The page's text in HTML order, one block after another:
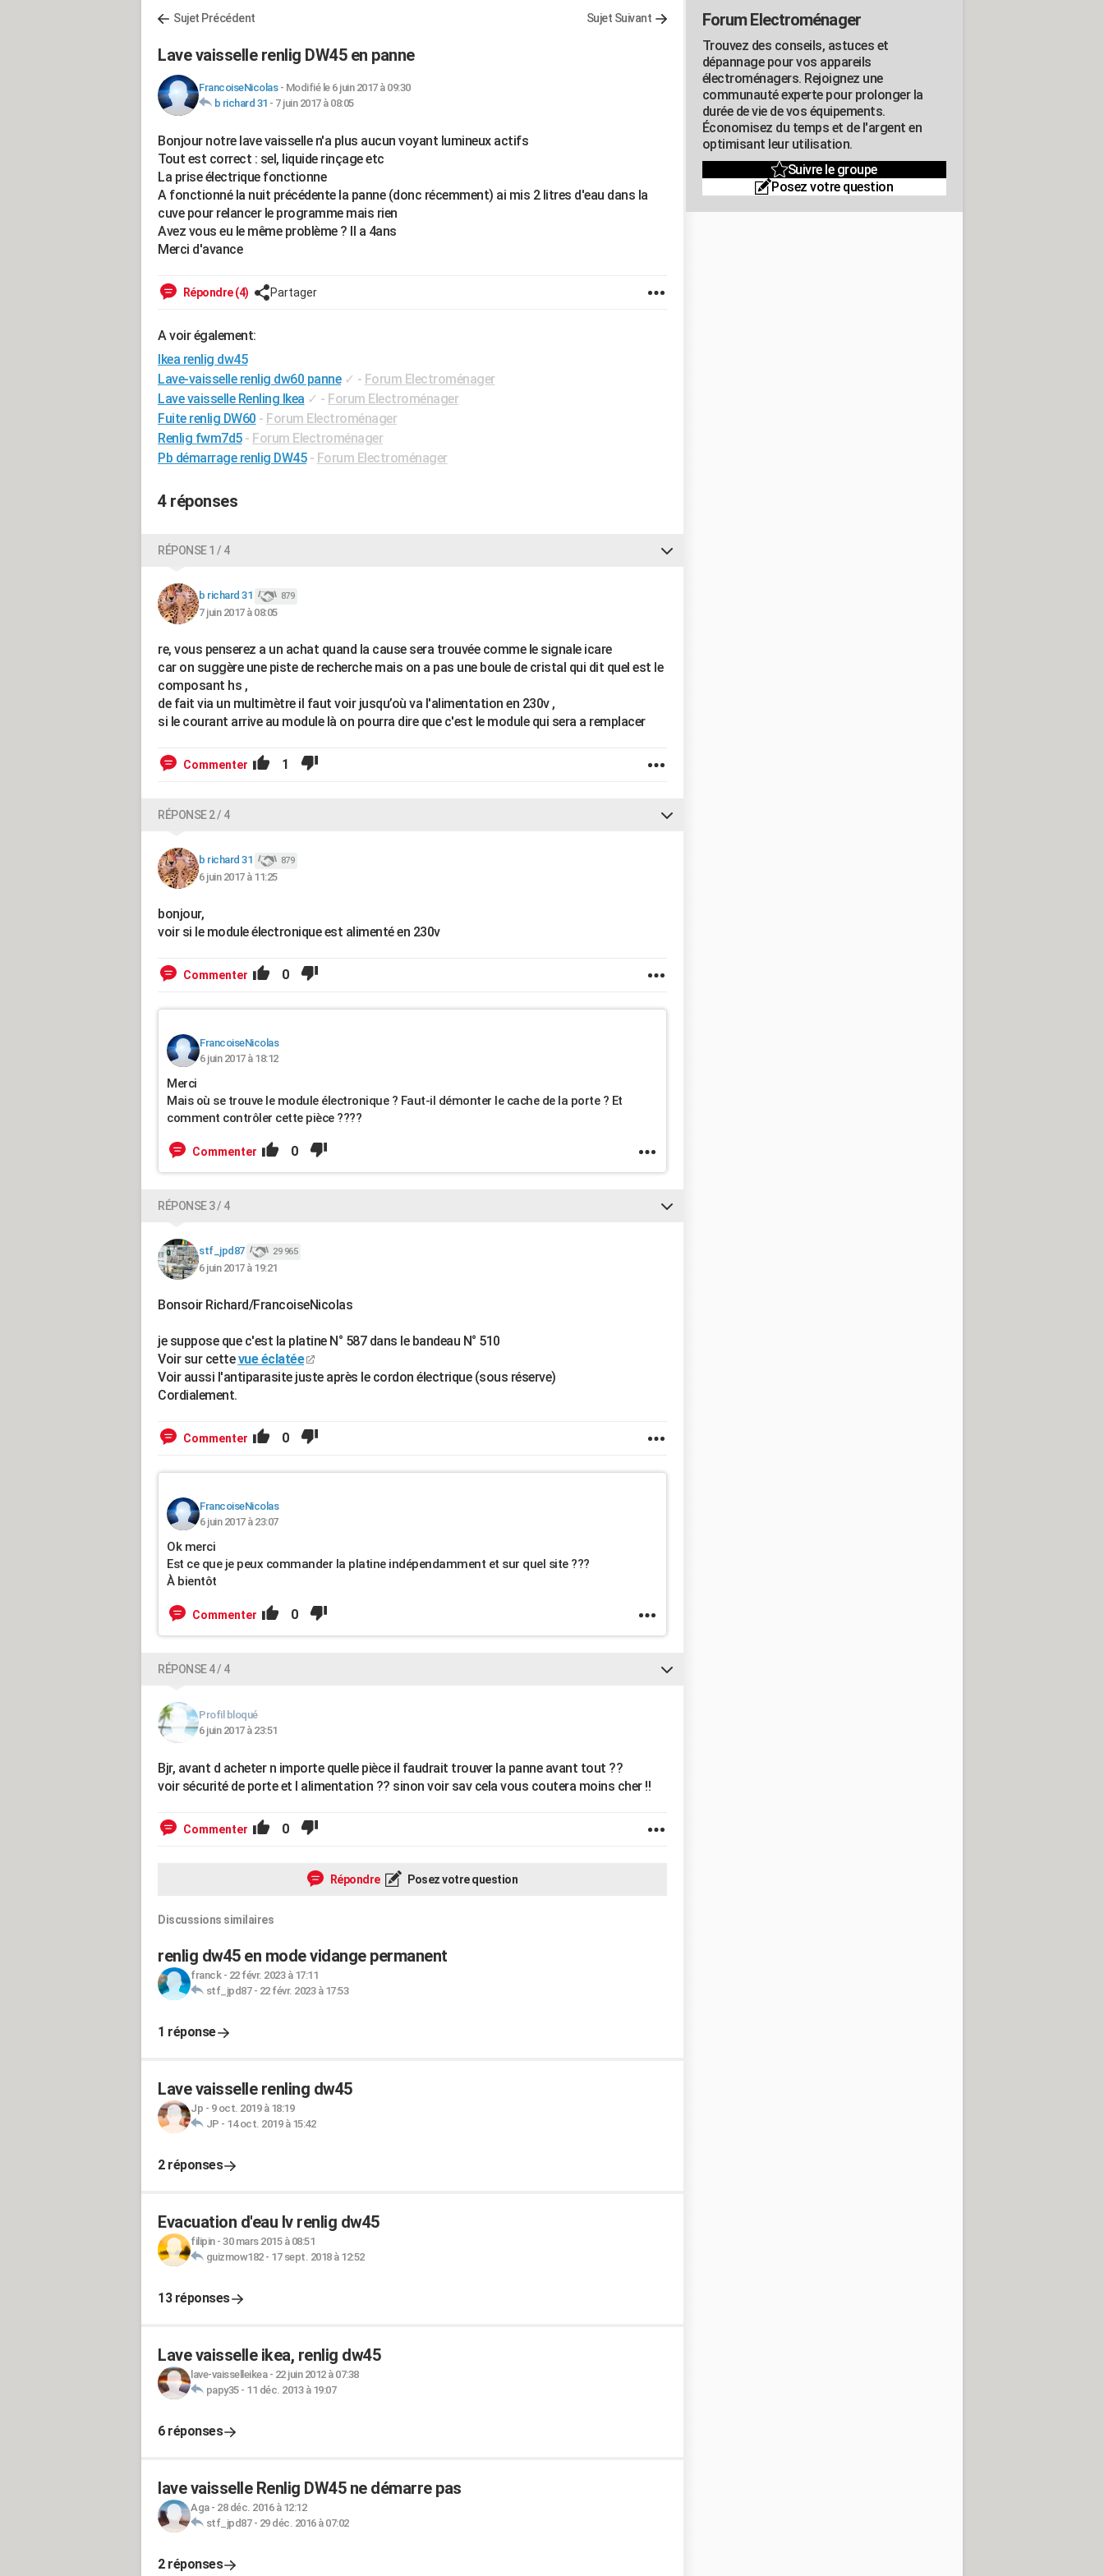
Sujet Précédent Sujet Suivant
Lave vaisselle renlig DW45 en panne
FrancoiseNicolas- Modifié le 6 juin 2017 à 09:30
b richard 31 - 7 juin 2017 à 08:05
Bonjour notre lave vaisselle n'a plus aucun voyant lumineux actifs
Tout est correct : sel, liquide rinçage etc
La prise électrique fonctionne
A fonctionné la nuit précédente la panne (donc récemment) ai mis 2 litres d'eau dans la
cuve pour relancer le programme mais rien
Avez vous eu le même problème ? Il a 4ans
Merci d'avance
Répondre (4) Partager
A voir également:
Ikea renlig dw45
Lave-vaisselle renlig dw60 panne ✓ - Forum Electroménager
Lave vaisselle Renling Ikea ✓ - Forum Electroménager
Fuite renlig DW60 - Forum Electroménager
Renlig fwm7d5 - Forum Electroménager
Pb démarrage renlig DW45 - Forum Electroménager
4 réponses
RÉPONSE 1 / 4
b richard 31 879
7 juin 2017 à 08:05
re, vous penserez a un achat quand la cause sera trouvée comme le signale icare
car on suggère une piste de recherche mais on a pas une boule de cristal qui dit quel est le
composant hs ,
de fait via un multimètre il faut voir jusqu’où va l'alimentation en 230v ,
si le courant arrive au module là on pourra dire que c'est le module qui sera a remplacer
Commenter 1
RÉPONSE 2 / 4
b richard 31 879
6 juin 2017 à 11:25
bonjour,
voir si le module électronique est alimenté en 230v
Commenter 0
FrancoiseNicolas
6 juin 2017 à 18:12
Merci
Mais où se trouve le module électronique ? Faut-il démonter le cache de la porte ? Et
comment contrôler cette pièce ????
Commenter 0
RÉPONSE 3 / 4
stf_jpd87 29 965
6 juin 2017 à 19:21
Bonsoir Richard/FrancoiseNicolas
je suppose que c'est la platine N° 587 dans le bandeau N° 510
Voir sur cettevue éclatée
Voir aussi l'antiparasite juste après le cordon électrique (sous réserve)
Cordialement.
Commenter 0
FrancoiseNicolas
6 juin 2017 à 23:07
Ok merci
Est ce que je peux commander la platine indépendamment et sur quel site ???
À bientôt
Commenter 0
RÉPONSE 4 / 4
Profil bloqué
6 juin 2017 à 23:51
Bjr, avant d acheter n importe quelle pièce il faudrait trouver la panne avant tout ??
voir sécurité de porte et l alimentation ?? sinon voir sav cela vous coutera moins cher !!
Commenter 0
Répondre Posez votre question
Discussions similaires
renlig dw45 en mode vidange permanent
franck- 22 févr. 2023 à 17:11
stf_jpd87- 22 févr. 2023 à 17:53
1 réponse
Lave vaisselle renling dw45
Jp - 9 oct. 2019 à 18:19
JP - 14 oct. 2019 à 15:42
2 réponses
Evacuation d'eau lv renlig dw45
filipin- 30 mars 2015 à 08:51
guizmow182- 17 sept. 2018 à 12:52
13 réponses
Lave vaisselle ikea, renlig dw45
lave-vaisselleikea- 22 juin 2012 à 07:38
papy35- 11 déc. 2013 à 19:07
6 réponses
lave vaisselle Renlig DW45 ne démarre pas
Aga- 28 déc. 2016 à 12:12
stf_jpd87- 29 déc. 2016 à 07:02
2 réponses
Forum Electroménager
Trouvez des conseils, astuces et
dépannage pour vos appareils
électroménagers. Rejoignez une
communauté experte pour prolonger la
durée de vie de vos équipements.
Économisez du temps et de l'argent en
optimisant leur utilisation.
Suivre le groupe
Posez votre question